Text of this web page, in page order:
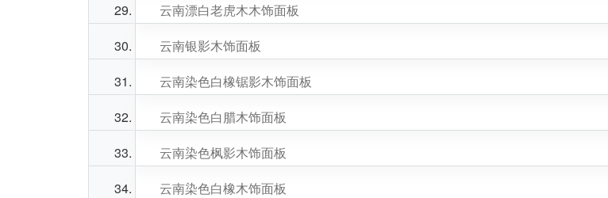
云南漂白老虎木木饰面板
云南银影木饰面板
云南染色白橡锯影木饰面板
云南染色白腊木饰面板
云南染色枫影木饰面板
云南染色白橡木饰面板